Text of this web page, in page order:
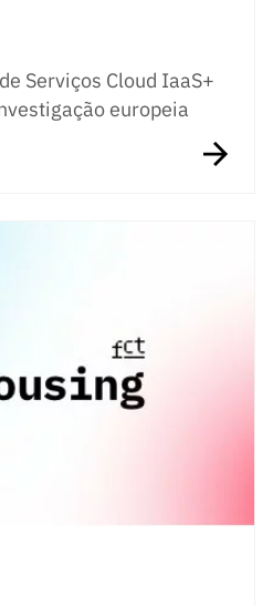
Serviços Cloud IaaS+
europeia